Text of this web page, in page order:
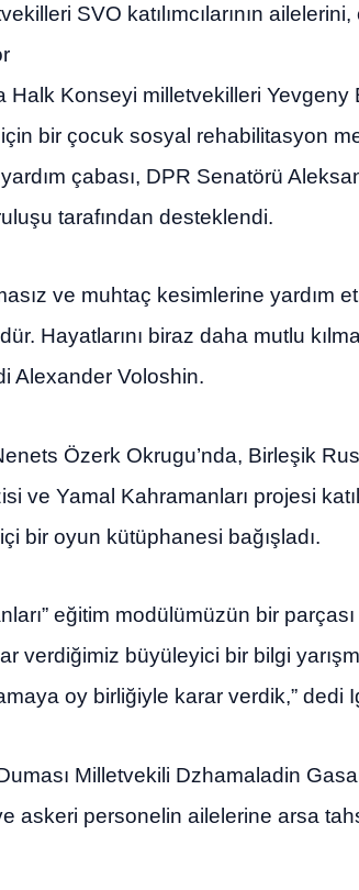
SVO katılımcılarının
Halk Konseyi milletvekilleri
bir çocuk sosyal rehabilitasyon
çabası, DPR Senatörü
tarafından desteklendi.
ve muhtaç kesimlerine yardım
Hayatlarını biraz daha mutlu
Alexander Voloshin.
Özerk Okrugu’nda, Birleşik
ve Yamal Kahramanları projesi
bir oyun kütüphanesi bağışladı.
eğitim modülümüzün bir
verdiğimiz büyüleyici bir bilgi
oy birliğiyle karar verdik,” dedi
Milletvekili Dzhamaladin
askeri personelin ailelerine arsa